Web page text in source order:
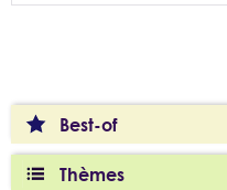
Best-of
Thèmes